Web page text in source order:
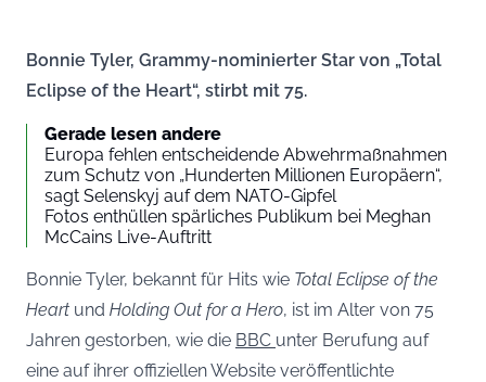
Bonnie Tyler, Grammy-nominierter Star von „Total
Eclipse of the Heart“, stirbt mit 75.
Gerade lesen andere
Europa fehlen entscheidende Abwehrmaßnahmen
zum Schutz von „Hunderten Millionen Europäern“,
sagt Selenskyj auf dem NATO-Gipfel
Fotos enthüllen spärliches Publikum bei Meghan
McCains Live-Auftritt
Bonnie Tyler, bekannt für Hits wie Total Eclipse of the
Heart und Holding Out for a Hero, ist im Alter von 75
Jahren gestorben, wie die BBC unter Berufung auf
eine auf ihrer offiziellen Website veröffentlichte